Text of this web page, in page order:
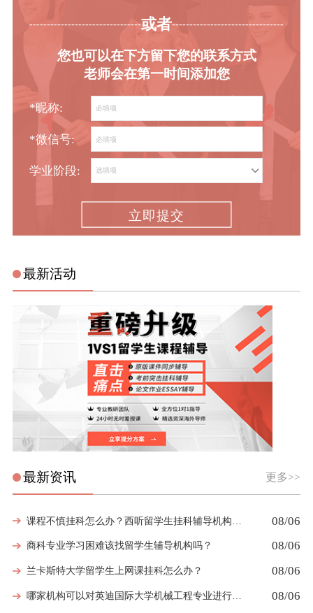
或者
您也可以在下方留下您的联系方式
老师会在第一时间添加您
*昵称:
*微信号:
学业阶段:
立即提交
最新活动
最新资讯 更多>>
08/06
商科专业学习困难该找留学生辅导机构吗？ 08/06
兰卡斯特大学留学生上网课挂科怎么办？ 08/06
哪家机构可以对英迪国际大学机械工程专业进行留学生挂科辅导？ 08/06